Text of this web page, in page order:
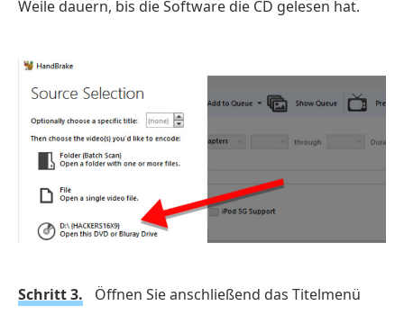
Weile dauern, bis die Software die CD gelesen hat.
Schritt 3.
Öffnen Sie anschließend das Titelmenü